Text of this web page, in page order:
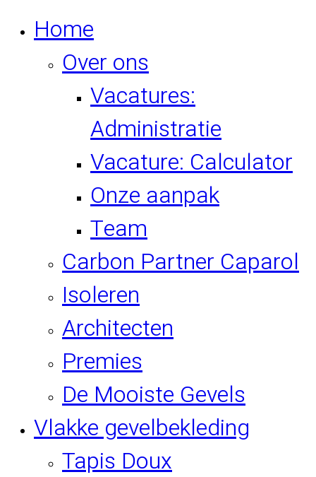
Home
Over ons
Vacatures:
Administratie
Vacature: Calculator
Onze aanpak
Team
Carbon Partner Caparol
Isoleren
Architecten
Premies
De Mooiste Gevels
Vlakke gevelbekleding
Tapis Doux